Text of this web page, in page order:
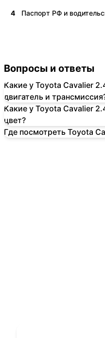
4 Паспорт РФ и
Вопросы и ответы
Какие у Toyota Cavalier
двигатель и
Какие у Toyota Cavalier
цвет?
Где посмотреть Toyota